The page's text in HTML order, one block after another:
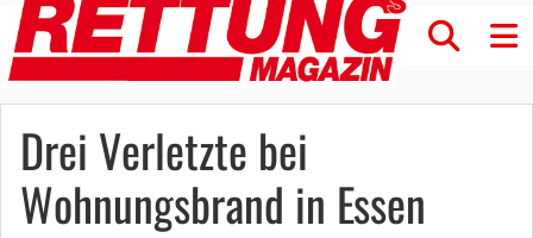
Drei Verletzte bei
Wohnungsbrand in Essen